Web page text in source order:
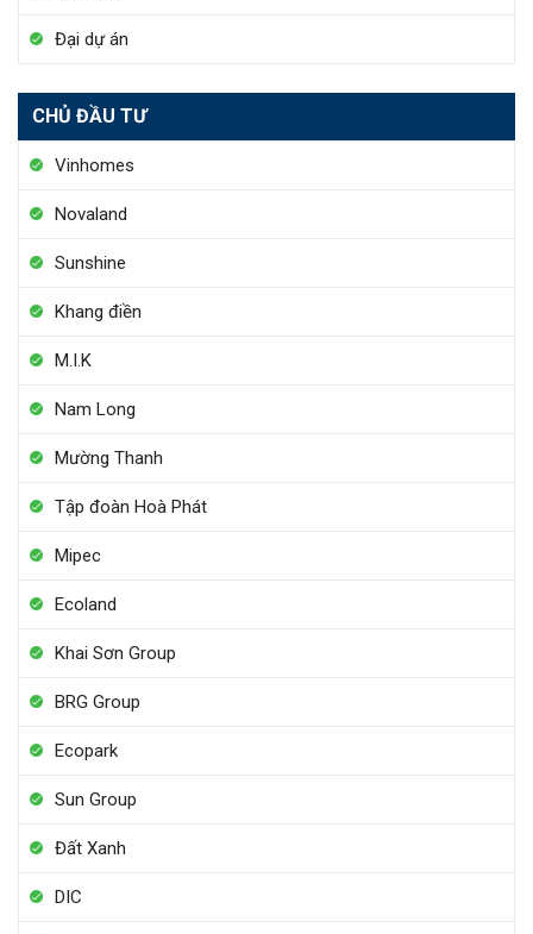
Đại dự án
CHỦ ĐẦU TƯ
Vinhomes
Novaland
Sunshine
Khang điền
M.I.K
Nam Long
Mường Thanh
Tập đoàn Hoà Phát
Mipec
Ecoland
Khai Sơn Group
BRG Group
Ecopark
Sun Group
Đất Xanh
DIC